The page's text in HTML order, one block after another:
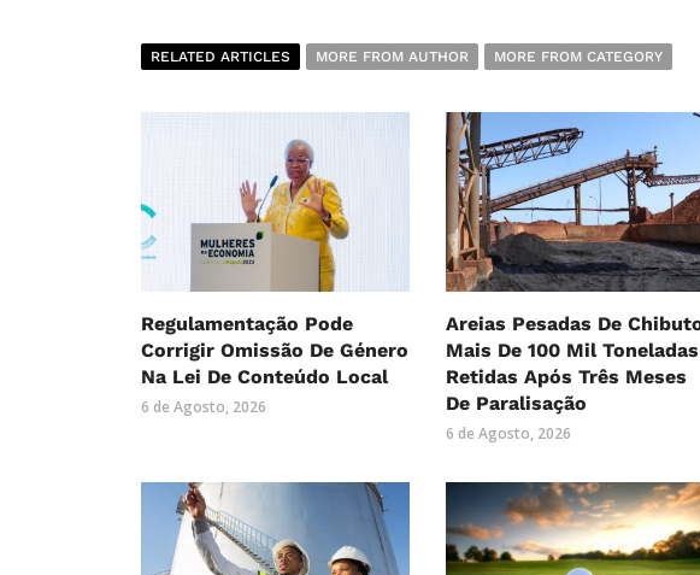
RELATED ARTICLES MORE FROM AUTHOR MORE FROM CATEGORY
Regulamentação Pode
Corrigir Omissão De Género
Na Lei De Conteúdo Local
6 de Agosto, 2026
Areias Pesadas De
Mais De 100 Mil Toneladas
Retidas Após Três Meses
De Paralisação
6 de Agosto, 2026